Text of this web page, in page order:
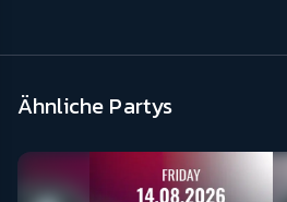
Ähnliche Partys